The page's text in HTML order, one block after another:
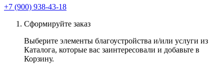
+7 (900) 938-43-18
Сформируйте заказ
Выберите элементы благоустройства и/или услуги из
Каталога, которые вас заинтересовали и добавьте в
Корзину.